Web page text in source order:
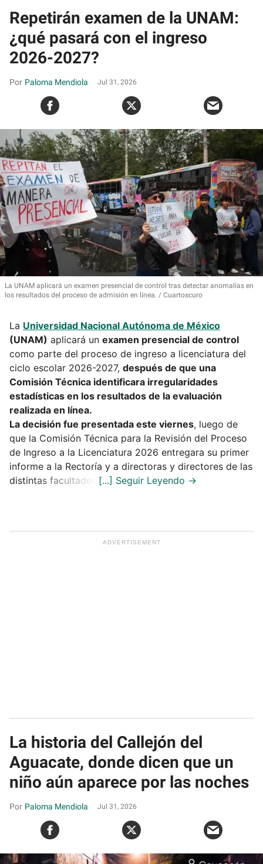
Repetirán examen de la UNAM:
¿qué pasará con el ingreso
2026-2027?
Paloma Mendiola Jul 31, 2026
La UNAM aplicará un examen presencial de control tras detectar anomalías en
los resultados del proceso de admisión en línea.
Cuartoscuro
La Universidad Nacional Autónoma de México
(UNAM) aplicará un examen presencial de control
como parte del proceso de ingreso a licenciatura del
ciclo escolar 2026-2027, después de que una
Comisión Técnica identificara irregularidades
estadísticas en los resultados de la evaluación
realizada en línea.
La decisión fue presentada este viernes, luego de
que la Comisión Técnica para la Revisión del Proceso
de Ingreso a la Licenciatura 2026 entregara su primer
informe a la Rectoría y a directoras y directores de las
distintas facultades.
La historia del Callejón del
Aguacate, donde dicen que un
niño aún aparece por las noches
Paloma Mendiola Jul 31, 2026